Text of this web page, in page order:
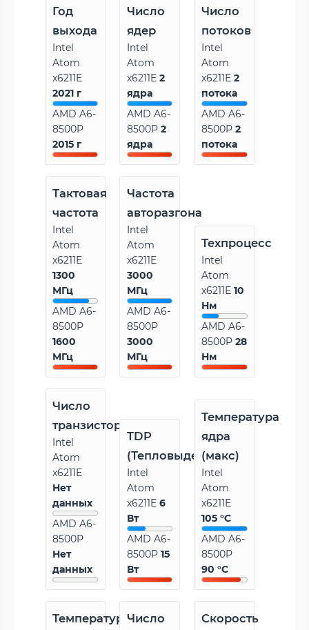
Год
выхода
Intel
Atom
x6211E
2021 г
AMD A6-
8500P
2015 г
Число
ядер
Intel
Atom
x6211E2
ядра
AMD A6-
8500P2
ядра
Число
потоков
Intel
Atom
x6211E2
потока
AMD A6-
8500P2
потока
Тактовая
частота
Intel
Atom
x6211E
1300
МГц
AMD A6-
8500P
1600
МГц
Частота
авторазгона
Intel
Atom
x6211E
3000
МГц
AMD A6-
8500P
3000
МГц
Техпроцесс
Intel
Atom
x6211E10
Нм
AMD A6-
8500P28
Нм
Число
транзисторов
Intel
Atom
x6211E
Нет
данных
AMD A6-
8500P
Нет
данных
TDP
(Тепловыделение)
Intel
Atom
x6211E6
Вт
AMD A6-
8500P15
Вт
Температура
ядра
(макс)
Intel
Atom
x6211E
105 °C
AMD A6-
8500P
90 °C
ТемператураЧисло
Скорость